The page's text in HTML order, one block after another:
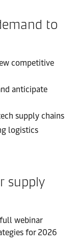
to
competitive
anticipate
supply chains
logistics
supply
webinar
for 2026